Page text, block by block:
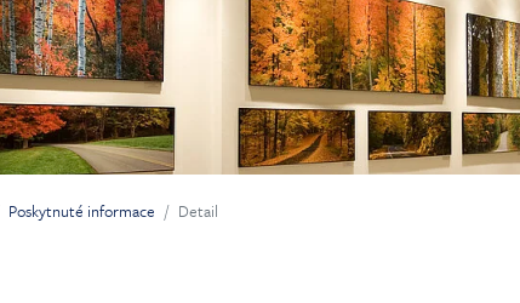
Poskytnuté informace Detail